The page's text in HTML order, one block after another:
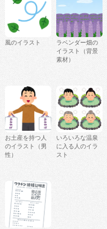
風のイラスト
ラベンダー畑の
イラスト（背景
素材）
お土産を持つ人
のイラスト（男
性）
いろいろな温泉
に入る人のイラ
スト